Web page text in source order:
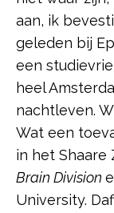
aan, ik
geleden bij
een
heel
nachtleven.
Wat een
in het Shaare
Brain Division
University.